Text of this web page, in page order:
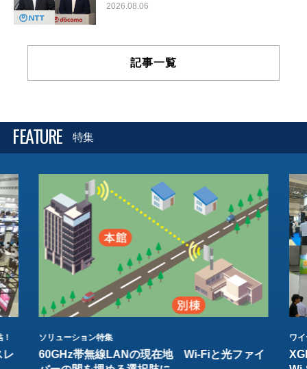
2026.08.06
記事一覧
FEATURE 特集
レ
ソリューション特集
60GHz帯無線LANの現在地 Wi-Fiと光ファイ
ワ